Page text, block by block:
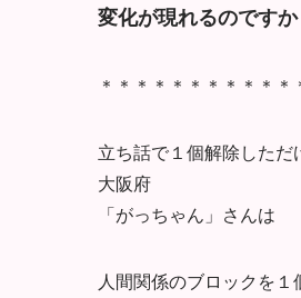
変化が現れるのですか
＊＊＊＊＊＊＊＊＊＊＊
立ち話で１個解除しただ
大阪府
「がっちゃん」さんは
人間関係のブロックを１